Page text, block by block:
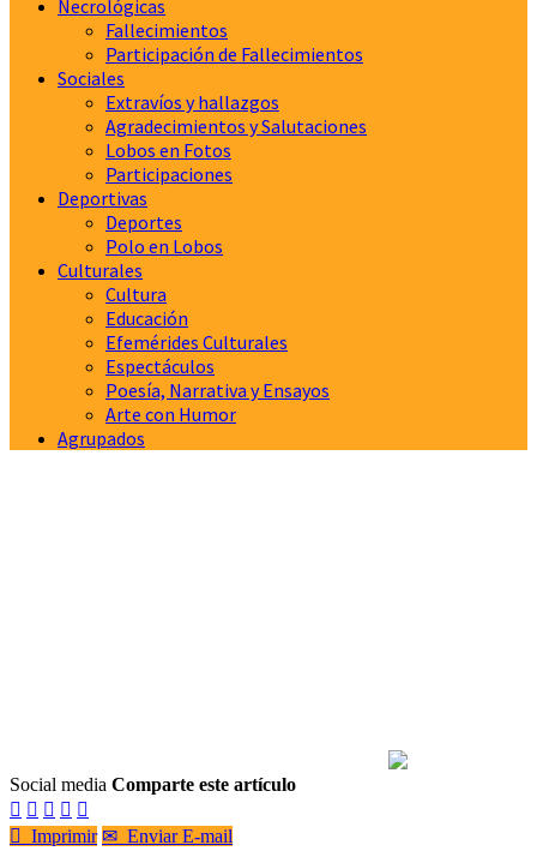
Necrológicas
Fallecimientos
Participación de Fallecimientos
Sociales
Extravíos y hallazgos
Agradecimientos y Salutaciones
Lobos en Fotos
Participaciones
Deportivas
Deportes
Polo en Lobos
Culturales
Cultura
Educación
Efemérides Culturales
Espectáculos
Poesía, Narrativa y Ensayos
Arte con Humor
Agrupados
Social media Comparte este artículo
    
 Imprimir ✉ Enviar E-mail